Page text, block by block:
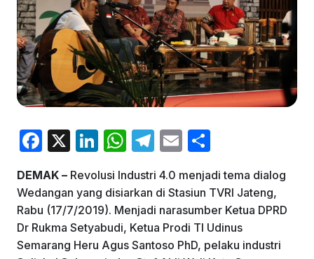
F
c
e
b
o
X
Li
k
e
dI
n
W
at
s
A
p
T
e
gr
a
m
E
ai
l
ar
e
DEMAK – Revolusi Industri 4.0 menjadi tema dialog
Wedangan yang disiarkan di Stasiun TVRI Jateng,
Rabu (17/7/2019). Menjadi narasumber Ketua DPRD
Dr Rukma Setyabudi, Ketua Prodi TI Udinus
Semarang Heru Agus Santoso PhD, pelaku industri